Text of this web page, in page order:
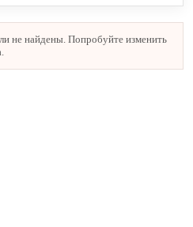
не найдены. Попробуйте изменить